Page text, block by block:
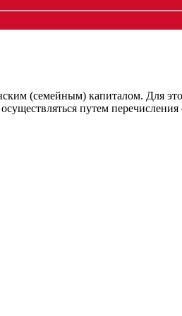
капиталом. Для
путем